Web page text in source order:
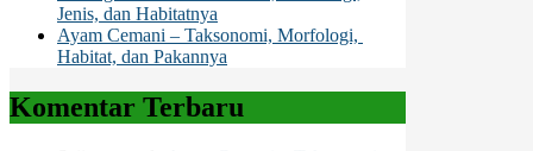
Jenis, dan Habitatnya
Ayam Cemani – Taksonomi, Morfologi,
Habitat, dan Pakannya
Komentar Terbaru